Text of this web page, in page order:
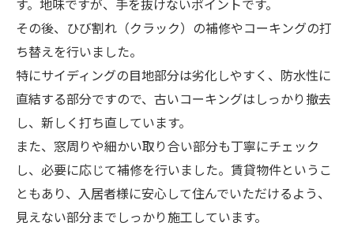
す。地味ですが、手を抜けないポイントです。
その後、ひび割れ（クラック）の補修やコーキングの打
ち替えを行いました。
特にサイディングの目地部分は劣化しやすく、防水性に
直結する部分ですので、古いコーキングはしっかり撤去
し、新しく打ち直しています。
また、窓周りや細かい取り合い部分も丁寧にチェック
し、必要に応じて補修を行いました。賃貸物件というこ
ともあり、入居者様に安心して住んでいただけるよう、
見えない部分までしっかり施工しています。